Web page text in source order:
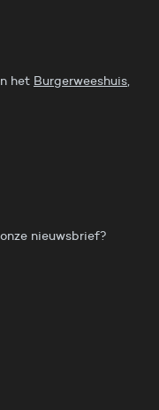
het Burgerweeshuis
nieuwsbrief?